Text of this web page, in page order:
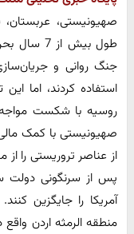
صهیونیستی،
طول بیش
جنگ روانی و
استفاده کردند، اما
از عناصر تروریستی را
پس از سرنگونی دولت
آمریکا را جایگزین
منطقه الرمثه اردن